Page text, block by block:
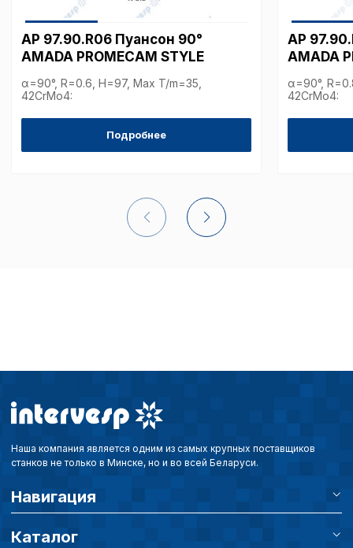
AP 97.90.R06 Пуансон 90°
AMADA PROMECAM STYLE
α=90°, R=0.6, H=97, Max T/m=35,
42CrMo4:
Подробнее
AP
AMADA
α=90°,
42CrMo4:
Наша компания является одним из самых крупных поставщиков
станков не только в Минске, но и во всей Беларуси.
Навигация
Каталог
Аналитические
cookie файлов не
пользователей
исходя из
пользователей.